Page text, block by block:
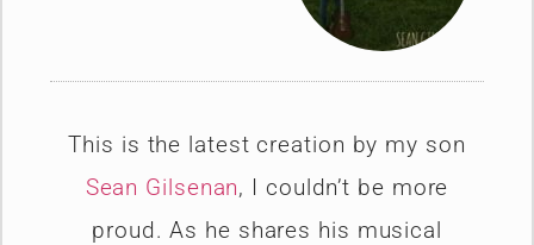
This is the latest creation by my son
Sean Gilsenan, I couldn’t be more
proud. As he shares his musical